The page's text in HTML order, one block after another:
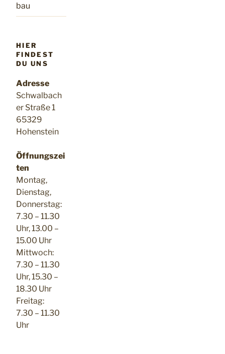
bau
HIER
FINDEST
DU UNS
Adresse
Schwalbach
er Straße 1
65329
Hohenstein
Öffnungszei
ten
Montag,
Dienstag,
Donnerstag:
7.30 – 11.30
Uhr, 13.00 –
15.00 Uhr
Mittwoch:
7.30 – 11.30
Uhr, 15.30 –
18.30 Uhr
Freitag:
7.30 – 11.30
Uhr